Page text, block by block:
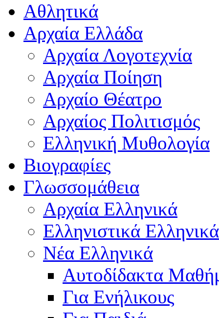
Αθλητικά
Αρχαία Ελλάδα
Αρχαία Λογοτεχνία
Αρχαία Ποίηση
Αρχαίο Θέατρο
Αρχαίος Πολιτισμός
Ελληνική Μυθολογία
Βιογραφίες
Γλωσσομάθεια
Αρχαία Ελληνικά
Ελληνιστικά Ελληνικά
Νέα Ελληνικά
Αυτοδίδακτα
Για Ενήλικους